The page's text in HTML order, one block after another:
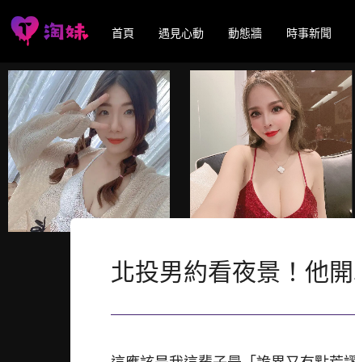
首頁 遇見心動 動態牆 時事新聞
北投男約看夜景！他